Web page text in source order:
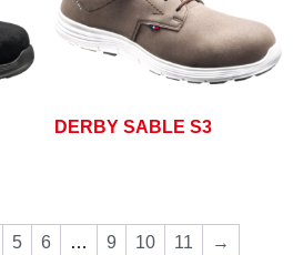
DERBY SABLE S3
5 6 … 9 10 11 →